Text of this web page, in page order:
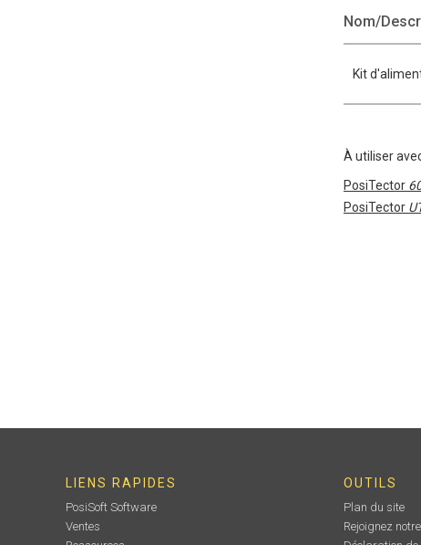
Nom/
Kit
À utiliser
PosiTector
PosiTector
LIENS RAPIDES
PosiSoft Software
Ventes
OUTILS
Plan du site
Rejoignez